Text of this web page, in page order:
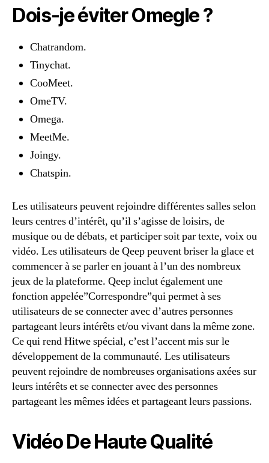
Dois-je éviter Omegle ?
Chatrandom.
Tinychat.
CooMeet.
OmeTV.
Omega.
MeetMe.
Joingy.
Chatspin.
Les utilisateurs peuvent rejoindre différentes salles selon
leurs centres d’intérêt, qu’il s’agisse de loisirs, de
musique ou de débats, et participer soit par texte, voix ou
vidéo. Les utilisateurs de Qeep peuvent briser la glace et
commencer à se parler en jouant à l’un des nombreux
jeux de la plateforme. Qeep inclut également une
fonction appelée”Correspondre”qui permet à ses
utilisateurs de se connecter avec d’autres personnes
partageant leurs intérêts et/ou vivant dans la même zone.
Ce qui rend Hitwe spécial, c’est l’accent mis sur le
développement de la communauté. Les utilisateurs
peuvent rejoindre de nombreuses organisations axées sur
leurs intérêts et se connecter avec des personnes
partageant les mêmes idées et partageant leurs passions.
Vidéo De Haute Qualité